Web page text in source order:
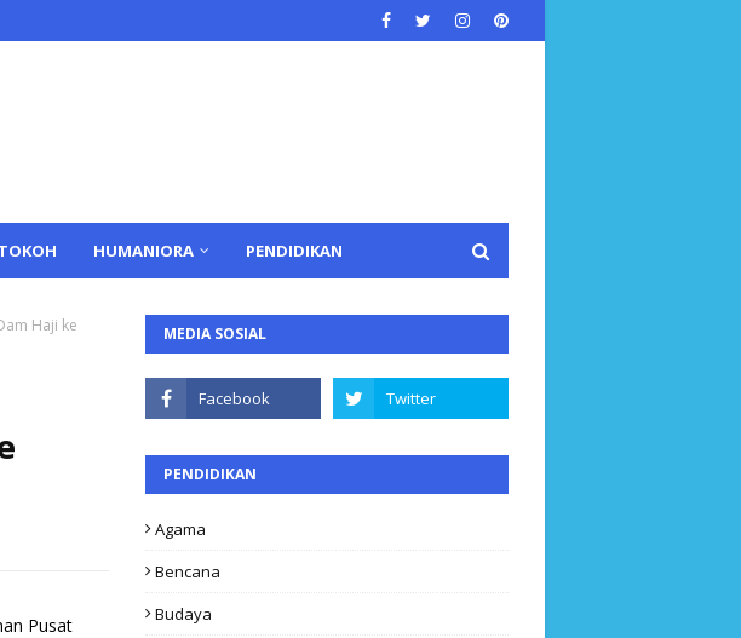
TOKOH HUMANIORA PENDIDIKAN
Haji ke
Pusat
MEDIA SOSIAL
PENDIDIKAN
Agama
Bencana
Budaya